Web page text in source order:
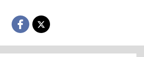
konuk oluyor.